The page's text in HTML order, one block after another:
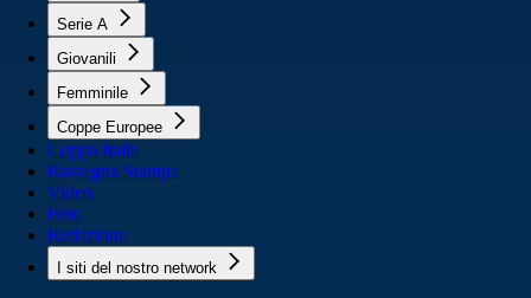
Serie A
Giovanili
Femminile
Coppe Europee
Coppa Italia
Rassegna Stampa
Video
Foto
Redazione
I siti del nostro network